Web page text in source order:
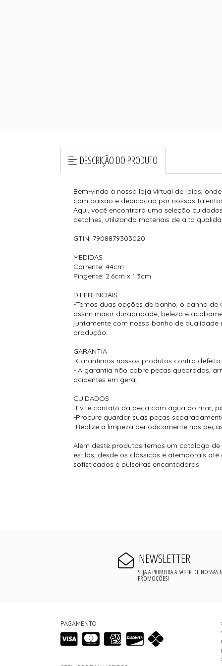
DESCRIÇÃO DO PRODUTO
Bem-vindo à nossa loja virtual de joias,
com paixão e dedicação por nossos
Aqui, você encontrará uma seleção
detalhes, utilizando materiais de alta
GTIN: 7908879303020
MEDIDAS
Corrente: 44cm
Pingente: 2.6cm x 1.3cm
DIFERENCIAIS
-Temos duas opções de banho, o banho de
assim maior durabilidade, beleza e
juntamente com nosso banho de
produção.
GARANTIA
-Garantimos nossos produtos contra
- A garantia não cobre pecas quebradas,
acidentes em geral.
CUIDADOS
-Evite contato da peça com água do mar,
-Procure guardar suas peças
-Realize a limpeza periodicamente nas
Além deste produtos temos um catálogo
estilos, desde os clássicos e atemporais
sofisticados e pulseiras encantadoras.
NEWSLETTER
SEJA A PRIMEIRA A SABER DE NOSSAS
PROMOÇÕES!
PAGAMENTO